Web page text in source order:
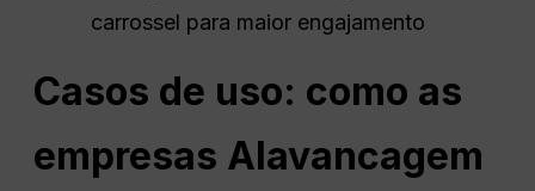
carrossel para maior engajamento
Casos de uso: como as
empresas Alavancagem